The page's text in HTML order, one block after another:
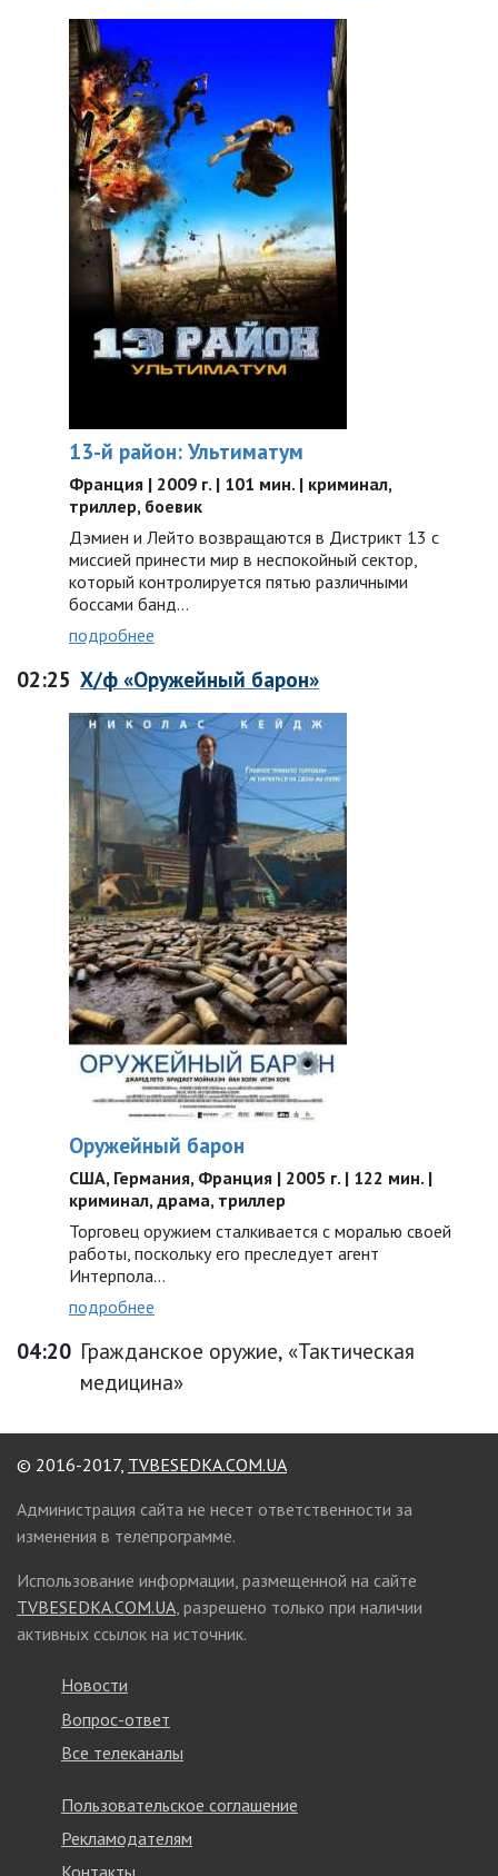
13-й район: Ультиматум
Франция | 2009 г. | 101 мин. | криминал,
триллер, боевик
Дэмиен и Лейто возвращаются в Дистрикт 13 с
миссией принести мир в неспокойный сектор,
который контролируется пятью различными
боссами банд…
подробнее
02:25 Х/ф «Оружейный барон»
Оружейный барон
США, Германия, Франция | 2005 г. | 122 мин. |
криминал, драма, триллер
Торговец оружием сталкивается с моралью своей
работы, поскольку его преследует агент
Интерпола…
подробнее
04:20 Гражданское оружие, «Тактическая
медицина»
© 2016-2017, TVBESEDKA.COM.UA
Администрация сайта не несет ответственности за
изменения в телепрограмме.
Использование информации, размещенной на сайте
TVBESEDKA.COM.UA, разрешено только при наличии
активных ссылок на источник.
Новости
Вопрос-ответ
Все телеканалы
Пользовательское соглашение
Рекламодателям